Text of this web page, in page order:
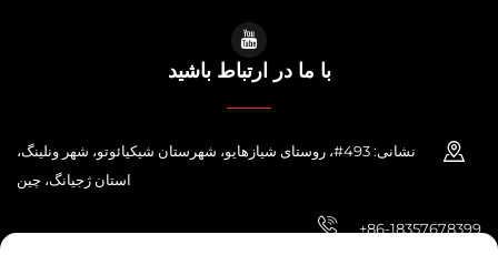
با ما در ارتباط باشید
نشانی: 493#، روستای شیازهایو، شهرستان شیکیائوتو، شهر ونلینگ،
استان ژجیانگ، چین
+86-18357678399